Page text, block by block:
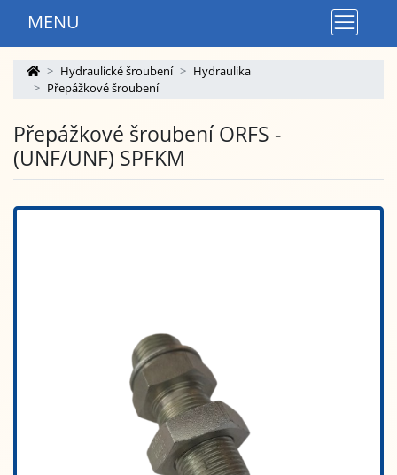
MENU
Hydraulické šroubení
Hydraulika
Přepážkové šroubení
Přepážkové šroubení ORFS -
(UNF/UNF) SPFKM